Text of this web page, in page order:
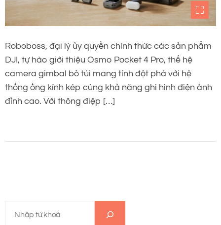
Roboboss, đại lý ủy quyền chính thức các sản phẩm
DJI, tự hào giới thiệu Osmo Pocket 4 Pro, thế hệ
camera gimbal bỏ túi mang tính đột phá với hệ
thống ống kính kép cùng khả năng ghi hình điện ảnh
đỉnh cao. Với thông điệp […]